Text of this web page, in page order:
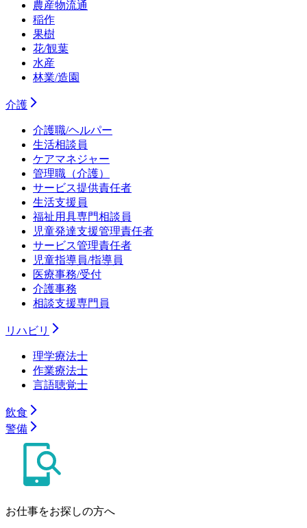
農産物流通
稲作
果樹
花/観葉
水産
林業/造園
介護
介護職/ヘルパー
生活相談員
ケアマネジャー
管理職（介護）
サービス提供責任者
生活支援員
福祉用具専門相談員
児童発達支援管理責任者
サービス管理責任者
児童指導員/指導員
医療事務/受付
介護事務
相談支援専門員
リハビリ
理学療法士
作業療法士
言語聴覚士
飲食
警備
お仕事をお探しの方へ